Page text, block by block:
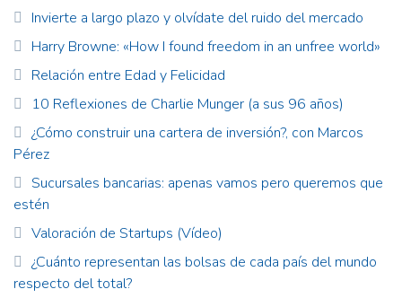
Invierte a largo plazo y olvídate del ruido del mercado
Harry Browne: «How I found freedom in an unfree world»
Relación entre Edad y Felicidad
10 Reflexiones de Charlie Munger (a sus 96 años)
¿Cómo construir una cartera de inversión?, con Marcos
Pérez
Sucursales bancarias: apenas vamos pero queremos que
estén
Valoración de Startups (Vídeo)
¿Cuánto representan las bolsas de cada país del mundo
respecto del total?